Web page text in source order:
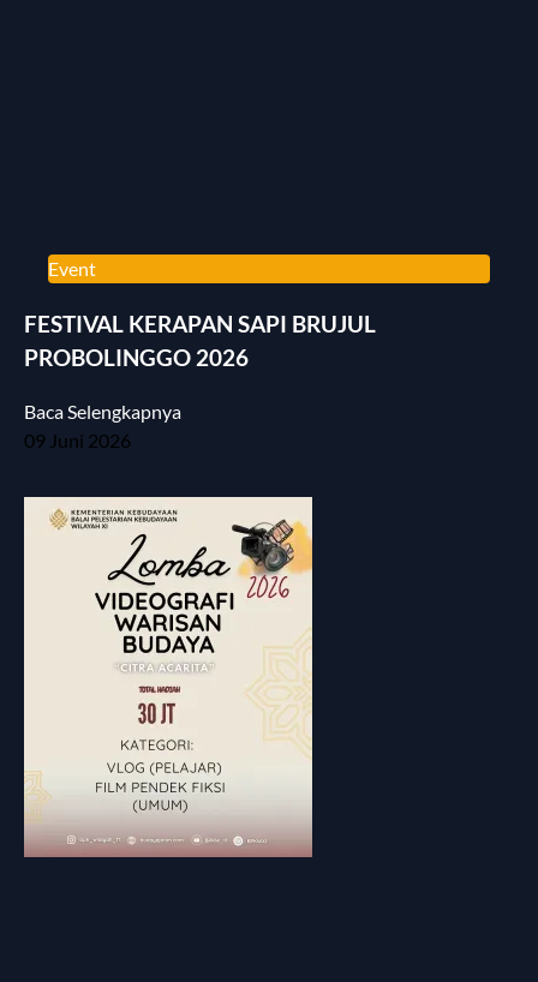
Event
FESTIVAL KERAPAN SAPI BRUJUL
PROBOLINGGO 2026
Baca Selengkapnya
09 Juni 2026